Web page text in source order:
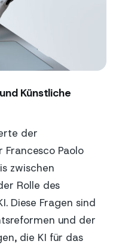
Künstliche
der
Paolo
zwischen
Rolle des
Diese Fragen sind
und der
die KI für das